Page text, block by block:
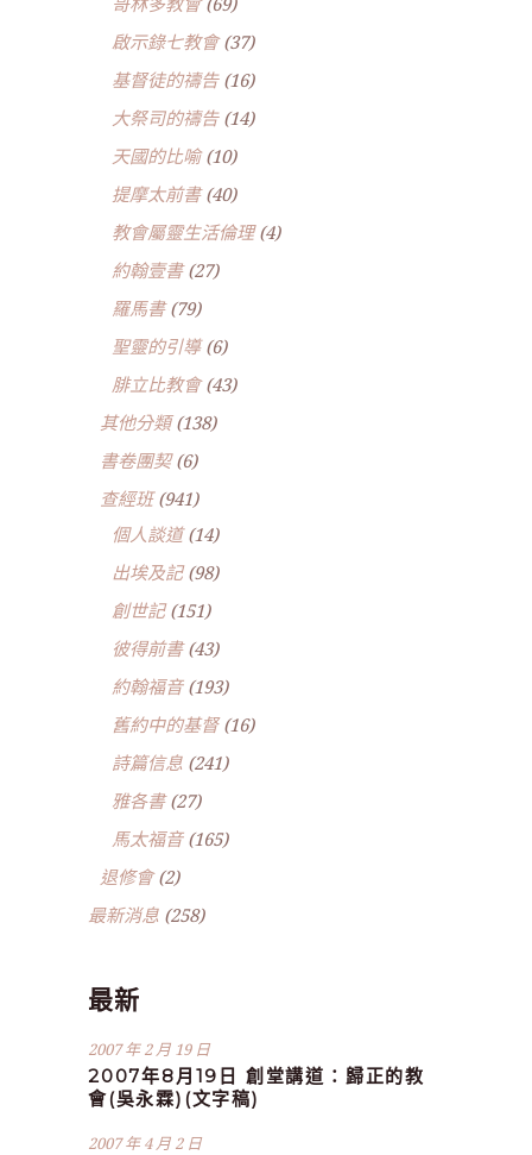
啟示錄七教會(37)
基督徒的禱告(16)
大祭司的禱告(14)
天國的比喻(10)
提摩太前書(40)
教會屬靈生活倫理(4)
約翰壹書(27)
羅馬書(79)
聖靈的引導(6)
腓立比教會(43)
其他分類(138)
書卷團契(6)
查經班(941)
個人談道(14)
出埃及記(98)
創世記(151)
彼得前書(43)
約翰福音(193)
舊約中的基督(16)
詩篇信息 (241)
雅各書(27)
馬太福音(165)
退修會(2)
最新消息 (258)
最新
2007 年 2 月 19 日
2007年8月19日 創堂講道：歸正的教
會(吳永霖)(文字稿)
2007 年 4 月 2 日